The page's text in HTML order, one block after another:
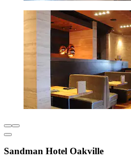
Sandman Hotel Oakville